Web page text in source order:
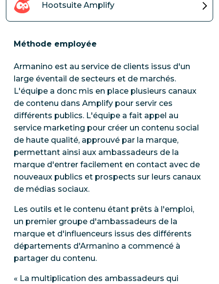
Hootsuite Amplify
Méthode employée
Armanino est au service de clients issus d'un
large éventail de secteurs et de marchés.
L'équipe a donc mis en place plusieurs canaux
de contenu dans Amplify pour servir ces
différents publics. L'équipe a fait appel au
service marketing pour créer un contenu social
de haute qualité, approuvé par la marque,
permettant ainsi aux ambassadeurs de la
marque d'entrer facilement en contact avec de
nouveaux publics et prospects sur leurs canaux
de médias sociaux.
Les outils et le contenu étant prêts à l'emploi,
un premier groupe d'ambassadeurs de la
marque et d'influenceurs issus des différents
départements d'Armanino a commencé à
partager du contenu.
« La multiplication des ambassadeurs qui